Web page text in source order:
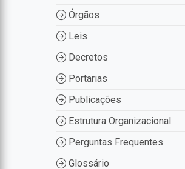
Órgãos
Leis
Decretos
Portarias
Publicações
Estrutura Organizacional
Perguntas Frequentes
Glossário